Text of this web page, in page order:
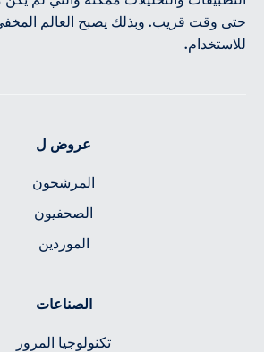
حتى وقت قريب. وبذلك يصبح العالم
للاستخدام.
عروض ل
المرشحون
الصحفيون
الموردين
الصناعات
تكنولوجيا المرور